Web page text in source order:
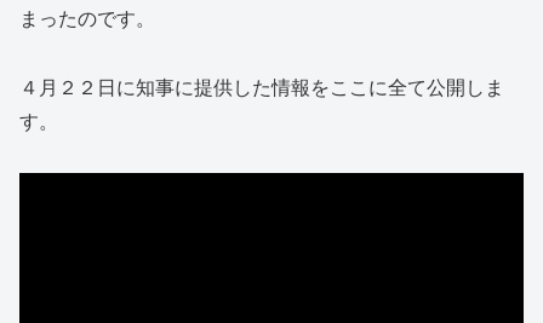
まったのです。
４月２２日に知事に提供した情報をここに全て公開しま
す。